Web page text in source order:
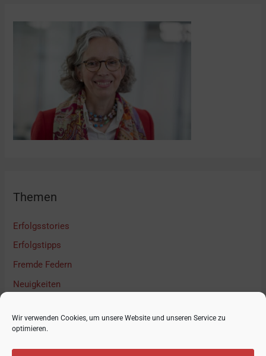
Wir verwenden Cookies, um unsere Website und unseren Service zu
optimieren.
Themen
Erfolgsstories
Erfolgstipps
Fremde Federn
Neuigkeiten
Unkategorisiert